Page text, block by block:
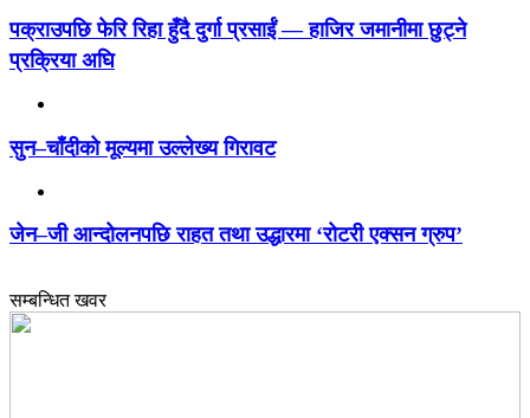
पक्राउपछि फेरि रिहा हुँदै दुर्गा प्रसाईं — हाजिर जमानीमा छुट्ने
प्रक्रिया अघि
सुन–चाँदीको मूल्यमा उल्लेख्य गिरावट
जेन–जी आन्दोलनपछि राहत तथा उद्धारमा ‘रोटरी एक्सन ग्रुप’
सम्बन्धित खवर